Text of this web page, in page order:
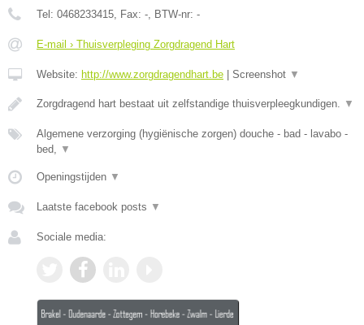
Tel: 0468233415, Fax: -, BTW-nr: -
E-mail › Thuisverpleging Zorgdragend Hart
Website: http://www.zorgdragendhart.be Screenshot ▼
Zorgdragend hart bestaat uit zelfstandige thuisverpleegkundigen. ▼
Algemene verzorging (hygiënische zorgen) douche - bad - lavabo -
bed, ▼
Openingstijden ▼
Laatste facebook posts ▼
Sociale media: